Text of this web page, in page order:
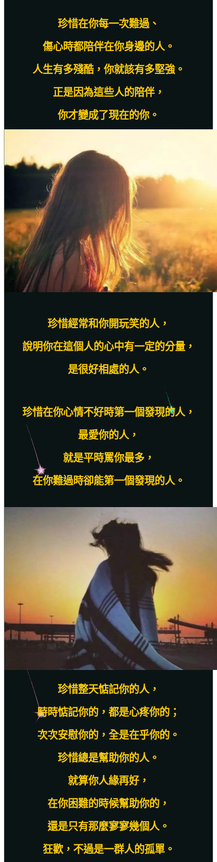
珍惜在你每一次難過、
傷心時都陪伴在你身邊的人。
人生有多殘酷，你就該有多堅強。
正是因為這些人的陪伴，
你才變成了現在的你。
珍惜經常和你開玩笑的人，
說明你在這個人的心中有一定的分量，
是很好相處的人。
珍惜在你心情不好時第一個發現的人，
最愛你的人，
就是平時罵你最多，
在你難過時卻能第一個發現的人。
珍惜整天惦記你的人，
時時惦記你的，都是心疼你的；
次次安慰你的，全是在乎你的。
珍惜總是幫助你的人。
就算你人緣再好，
在你困難的時候幫助你的，
還是只有那麼寥寥幾個人。
狂歡，不過是一群人的孤單。